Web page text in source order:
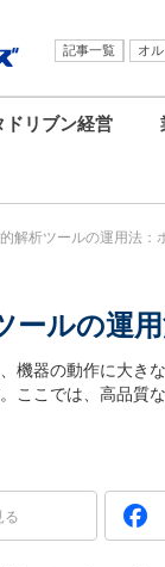
記事一覧 オ
ドリブン経営
解析ツールの運用法：
ールの運
機器の動作に大き
ここでは、高品質
る